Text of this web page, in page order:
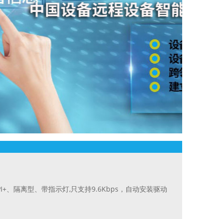
、隔离型、带指示灯,只支持9.6Kbps，自动安装驱动